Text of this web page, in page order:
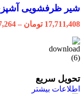
شیر ظرفشویی
17,711,408 تومان –
تحویل سریع
اطلاعات بیشتر